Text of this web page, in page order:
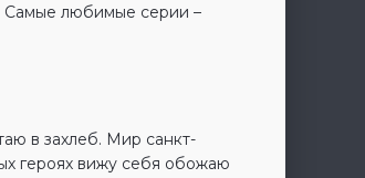
Самые любимые серии –
в захлеб. Мир санкт-
героях вижу себя обожаю